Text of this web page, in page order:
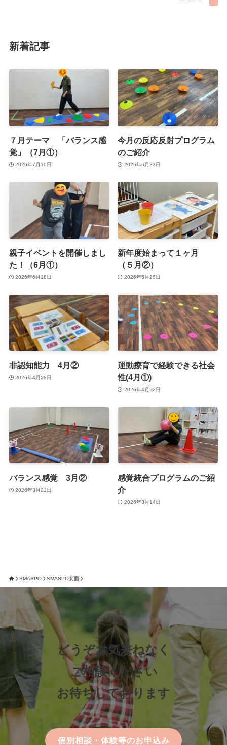
新着記事
７月テーマ 「バランス感
覚」（7月①）
2026年7月10日
今月の反応反射プログラム
のご紹介
2026年6月23日
親子イベントを開催しまし
た！（6月①）
2026年6月18日
新年度始まって１ヶ月
（５月②）
2026年5月26日
非認知能力 4月②
2026年4月28日
運動療育で経験できる社会
性(4月①)
2026年4月22日
バランス感覚 3月②
2026年3月21日
感覚統合プログラムのご紹
介
2026年3月14日
SMASPO SMASPO箕面
どうぞお気兼ねなく
ご相談ください
お待ちしております
個別相談・体験等のお申込み